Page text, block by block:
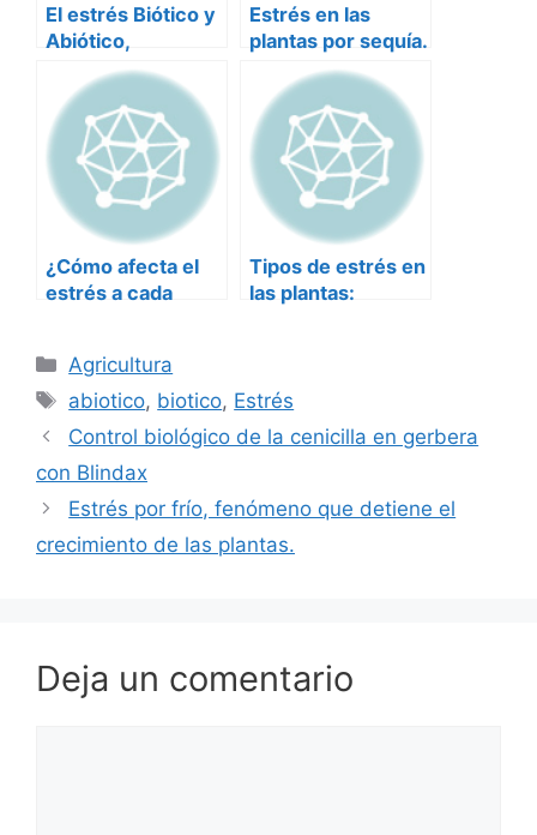
El estrés Biótico y
Abiótico,
fenómenos que
pueden causar
grandes pérdidas
en la producción
agrícola.
Estrés en las
plantas por sequía.
¿Cómo afecta el
estrés a cada
cultivo?
Tipos de estrés en
las plantas:
Categorías
Agricultura
Etiquetas
abiotico, biotico, Estrés
Control biológico de la cenicilla en gerbera
con Blindax
Estrés por frío, fenómeno que detiene el
crecimiento de las plantas.
Deja un comentario